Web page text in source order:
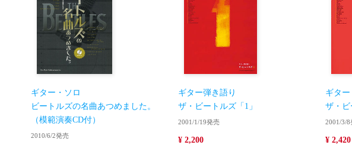
ギター・ソロ
ビートルズの名曲あつめました。
（模範演奏CD付）
2010/6/2発売
ギター弾き語り
ザ・ビートルズ「1」
2001/1/19発売
¥ 2,200
ギター
ザ・ビ
2001/3/8
¥ 2,420